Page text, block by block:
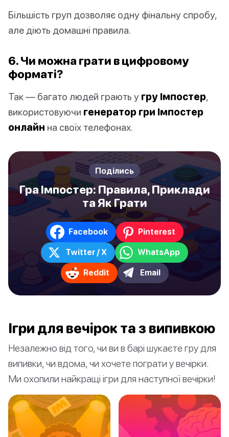
Більшість груп дозволяє одну фінальну спробу,
але діють домашні правила.
6. Чи можна грати в цифровому
форматі?
Так — багато людей грають у гру Імпостер,
використовуючи генератор гри Імпостер
онлайн на своїх телефонах.
Поділись
Гра Імпостер: Правила, Приклади
та Як Грати
Facebook Pinterest
Twitter / X WhatsApp
Reddit Email
Ігри для вечірок та з випивкою
Незалежно від того, чи ви в барі шукаєте гру для
випивки, чи вдома, чи хочете пограти у вечірки.
Ми охопили найкращі ігри для наступної вечірки!